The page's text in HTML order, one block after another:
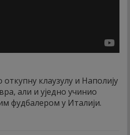
откупну клаузулу и Наполију
али и уједно учинио
фудбалером у Италији.